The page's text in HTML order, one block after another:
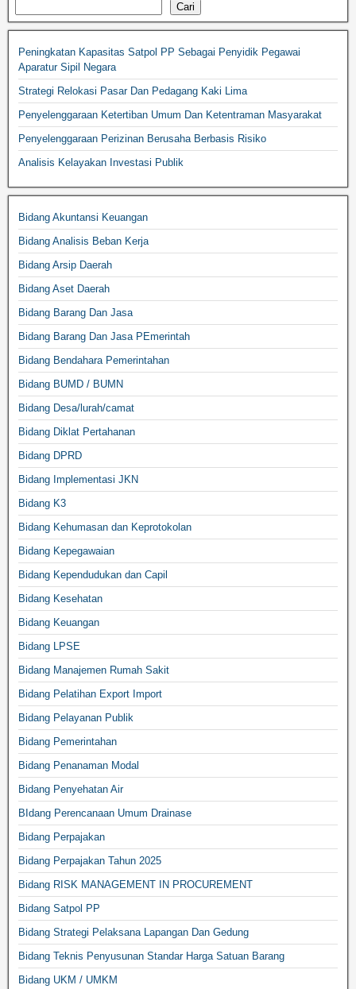
Cari
Peningkatan Kapasitas Satpol PP Sebagai Penyidik Pegawai
Aparatur Sipil Negara
Strategi Relokasi Pasar Dan Pedagang Kaki Lima
Penyelenggaraan Ketertiban Umum Dan Ketentraman Masyarakat
Penyelenggaraan Perizinan Berusaha Berbasis Risiko
Analisis Kelayakan Investasi Publik
Bidang Akuntansi Keuangan
Bidang Analisis Beban Kerja
Bidang Arsip Daerah
Bidang Aset Daerah
Bidang Barang Dan Jasa
Bidang Barang Dan Jasa PEmerintah
Bidang Bendahara Pemerintahan
Bidang BUMD / BUMN
Bidang Desa/lurah/camat
Bidang Diklat Pertahanan
Bidang DPRD
Bidang Implementasi JKN
Bidang K3
Bidang Kehumasan dan Keprotokolan
Bidang Kepegawaian
Bidang Kependudukan dan Capil
Bidang Kesehatan
Bidang Keuangan
Bidang LPSE
Bidang Manajemen Rumah Sakit
Bidang Pelatihan Export Import
Bidang Pelayanan Publik
Bidang Pemerintahan
Bidang Penanaman Modal
Bidang Penyehatan Air
BIdang Perencanaan Umum Drainase
Bidang Perpajakan
Bidang Perpajakan Tahun 2025
Bidang RISK MANAGEMENT IN PROCUREMENT
Bidang Satpol PP
Bidang Strategi Pelaksana Lapangan Dan Gedung
Bidang Teknis Penyusunan Standar Harga Satuan Barang
Bidang UKM / UMKM